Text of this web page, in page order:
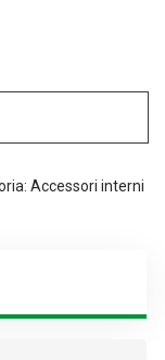
Accessori interni